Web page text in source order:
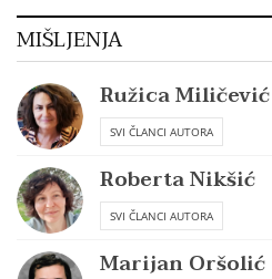
MIŠLJENJA
Ružica Miličević
SVI ČLANCI AUTORA
Roberta Nikšić
SVI ČLANCI AUTORA
Marijan Oršolić